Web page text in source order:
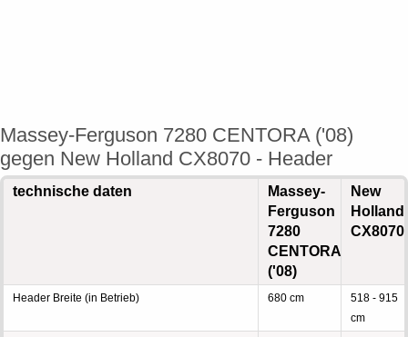
Massey-Ferguson 7280 CENTORA ('08)
gegen New Holland CX8070 - Header
technische daten
Massey-
Ferguson
7280
CENTORA
('08)
New
Holland
CX8070
Header Breite (in Betrieb) 680 cm
518 - 915
cm